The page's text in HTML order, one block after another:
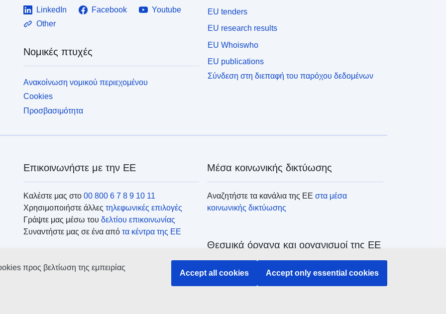
LinkedIn Facebook
Youtube
Other
Νομικές πτυχές
Ανακοίνωση νομικού περιεχομένου
Cookies
Προσβασιμότητα
EU tenders
EU research results
EU Whoiswho
EU publications
Σύνδεση στη διεπαφή του παρόχου δεδομένων
Επικοινωνήστε με την ΕΕ
Καλέστε μας στο 00 800 6 7 8 9 10 11
Χρησιμοποιήστε άλλες τηλεφωνικές επιλογές
Γράψτε μας μέσω του δελτίου επικοινωνίας
Συναντήστε μας σε ένα από τα κέντρα της ΕΕ
Μέσα κοινωνικής δικτύωσης
Αναζητήστε τα κανάλια της ΕΕστα μέσα
κοινωνικής δικτύωσης
Θεσμικά όργανα και οργανισμοί της ΕΕ
Αναζήτηση όλων των θεσμικών και λοιπών
οργάνων και οργανισμών της ΕΕ
προς βελτίωση της εμπειρίας
Accept all cookies Accept only essential cookies